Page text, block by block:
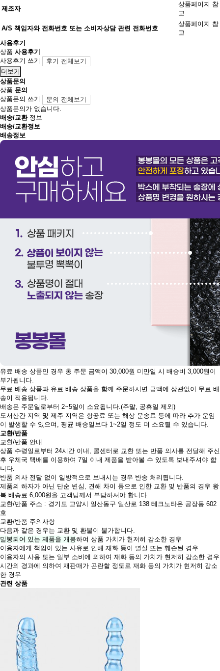
제조자
상품페이지 참
고
A/S 책임자와 전화번호 또는 소비자상담 관련 전화번호
상품페이지 참
고
사용후기
상품 사용후기
사용후기 쓰기
후기 전체보기
더보기
상품문의
상품 문의
상품문의 쓰기
문의 전체보기
상품문의가 없습니다.
배송/교환정보
배송/교환정보
배송정보
유료 배송 상품인 경우 총 주문 금액이 30,000원 미만일 시 배송비 3,000원이
부가됩니다.
무료 배송 상품과 유료 배송 상품을 함께 주문하시면 금액에 상관없이 무료 배
송이 적용됩니다.
배송은 주문일로부터 2~5일이 소요됩니다.(주말, 공휴일 제외)
도서산간 지역 및 제주 지역은 항공료 또는 해상 운송료 등에 따라 추가 운임
이 발생할 수 있으며, 평균 배송일보다 1~2일 정도 더 소요될 수 있습니다.
교환/반품
교환/반품 안내
상품 수령일로부터 24시간 이내, 콜센터로 교환 또는 반품 의사를 전달해 주신
후 우체국 택배를 이용하여 7일 이내 제품을 받아볼 수 있도록 보내주셔야 합
니다.
반품 의사 전달 없이 일방적으로 보내시는 경우 반송 처리됩니다.
제품의 하자가 아닌 단순 변심, 견해 차이 등으로 인한 교환 및 반품의 경우 왕
복 배송료 6,000원을 고객님께서 부담하셔야 합니다.
교환/반품 주소 : 경기도 고양시 일산동구 일산로 138 테크노타운 공장동 602
호
교환/반품 주의사항
다음과 같은 경우는 교환 및 환불이 불가합니다.
밀봉되어 있는 제품을 개봉하여 상품 가치가 현저히 감소한 경우
이용자에게 책임이 있는 사유로 인해 재화 등이 멸실 또는 훼손된 경우
이용자의 사용 또는 일부 소비에 의하여 재화 등의 가치가 현저히 감소한 경우
시간의 경과에 의하여 재판매가 곤란할 정도로 재화 등의 가치가 현저히 감소
한 경우
관련 상품